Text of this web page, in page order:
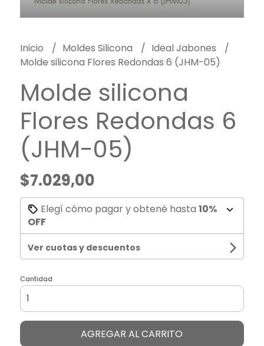
Inicio Moldes Silicona
Ideal Jabones
Molde silicona Flores Redondas 6 (JHM-05)
Molde silicona
Flores Redondas 6
(JHM-05)
$7.029,00
Elegí cómo pagar y obtené hasta 10%
OFF
Ver cuotas y descuentos
Cantidad
AGREGAR AL CARRITO